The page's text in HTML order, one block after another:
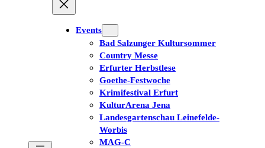
Events
Bad Salzunger Kultursommer
Country Messe
Erfurter Herbstlese
Goethe-Festwoche
Krimifestival Erfurt
KulturArena Jena
Landesgartenschau Leinefelde-
Worbis
MAG-C